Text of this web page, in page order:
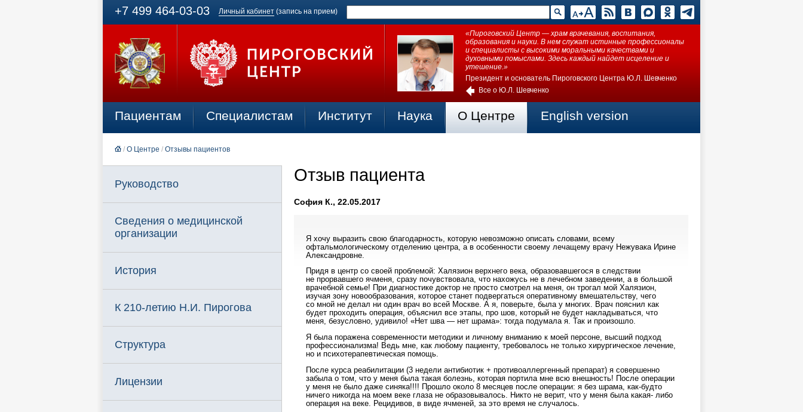
+7 499 464-03-03 Личный кабинет (запись на прием)
«Пироговский Центр — храм врачевания, воспитания,
образования и науки. В нем служат истинные профессионалы
и специалисты с высокими моральными качествами и
духовными помыслами. Здесь каждый найдет исцеление и
утешение.»
Президент и основатель Пироговского Центра Ю.Л. Шевченко
Все о Ю.Л. Шевченко
Пациентам Специалистам Институт Наука О Центре English version
/ О Центре / Отзывы пациентов
Руководство
Сведения о медицинской
организации
История
К 210-летию Н.И. Пирогова
Структура
Лицензии
Отзыв пациента
София К., 22.05.2017
Я хочу выразить свою благодарность, которую невозможно описать словами, всему
офтальмологическому отделению центра, а в особенности своему лечащему врачу Нежувака Ирине
Александровне.
Придя в центр со своей проблемой: Халязион верхнего века, образовавшегося в следствии
не прорвавшего ячменя, сразу почувствовала, что нахожусь не в лечебном заведении, а в большой
врачебной семье! При диагностике доктор не просто смотрел на меня, он трогал мой Халязион,
изучая зону новообразования, которое станет подвергаться оперативному вмешательству, чего
со мной не делал ни один врач во всей Москве. А я, поверьте, была у многих. Врач пояснил как
будет проходить операция, объяснил все этапы, про шов, который не будет накладываться, что
меня, безусловно, удивило! «Нет шва — нет шрама»: тогда подумала я. Так и произошло.
Я была поражена современности методики и личному вниманию к моей персоне, высший подход
профессионализма! Ведь мне, как любому пациенту, требовалось не только хирургическое лечение,
но и психотерапевтическая помощь.
После курса реабилитации (3 недели антибиотик + противоаллергенный препарат) я совершенно
забыла о том, что у меня была такая болезнь, которая портила мне всю внешность! После операции
у меня не было даже синяка!!!! Прошло около 8 месяцев после операции: я без шрама, как-будто
ничего никогда на моем веке глаза не образовывалось. Никто не верит, что у меня была какая- либо
операция на веке. Рецидивов, в виде ячменей, за это время не случалось.